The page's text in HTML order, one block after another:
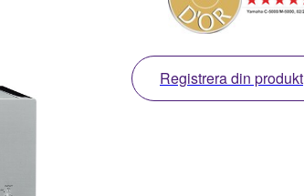
Registrera din produkt